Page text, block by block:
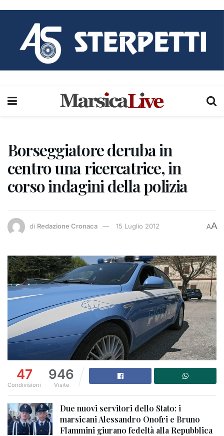
Borseggiatore deruba in
centro una ricercatrice, in
corso indagini della polizia
di Redazione Cronaca 15 Luglio 2012 AA
47
Condivisioni
946
Visite
Due nuovi servitori dello Stato: i
marsicani Alessandro Onofri e Bruno
Flammini giurano fedeltà alla Repubblica